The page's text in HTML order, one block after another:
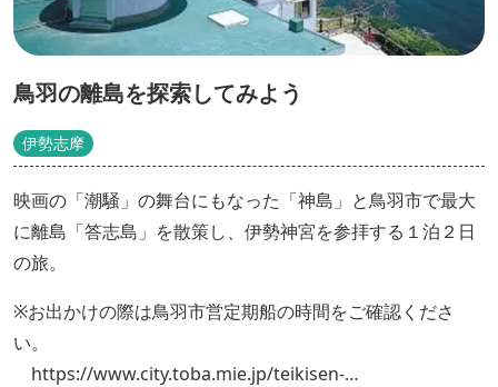
鳥羽の離島を探索してみよう
伊勢志摩
映画の「潮騒」の舞台にもなった「神島」と鳥羽市で最大
に離島「答志島」を散策し、伊勢神宮を参拝する１泊２日
の旅。
※お出かけの際は鳥羽市営定期船の時間をご確認くださ
い。
https://www.city.toba.mie.jp/teikisen-